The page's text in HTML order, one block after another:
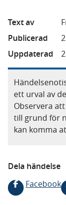
Text av
Publicerad
Uppdaterad
ett urval av
Observera
till grund för
kan komma
Dela händelse
Facebook